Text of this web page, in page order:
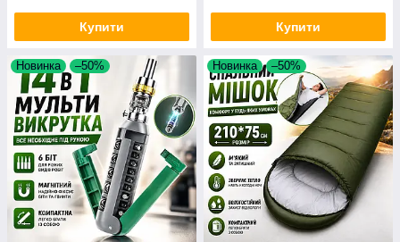
Купити Купити
Новинка –50% Новинка –50%